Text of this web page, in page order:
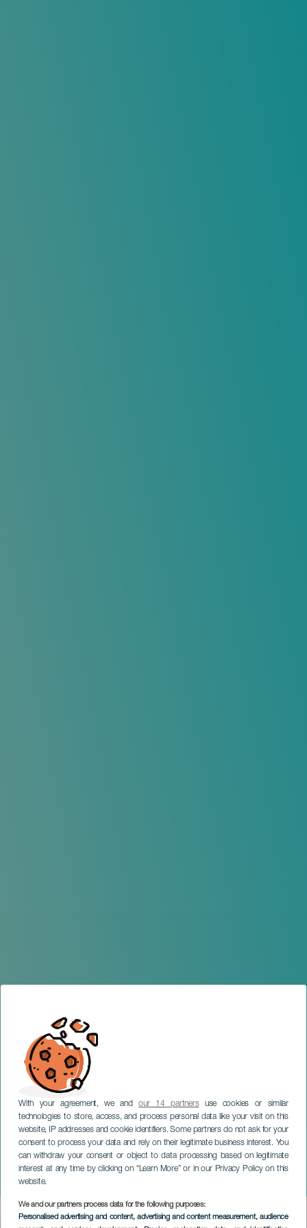
With your agreement, we andour 14 partnersuse cookies or similar
technologies to store, access, and process personal data like your visit on this
website, IP addresses and cookie identifiers. Some partners do not ask for your
consent to process your data and rely on their legitimate business interest. You
can withdraw your consent or object to data processing based on legitimate
interest at any time by clicking on “Learn More” or in our Privacy Policy on this
website.
We and our partners process data for the following purposes:
Personalised advertising and content, advertising and content measurement, audience
Viaje de invierno
TENERIFE
Imagen